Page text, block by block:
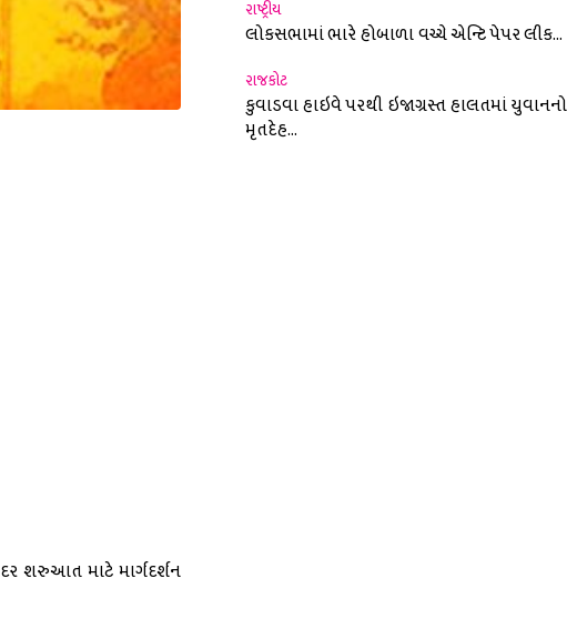
શરુઆત માટે માર્ગદર્શન
રાષ્ટ્રીય
લોકસભામાં ભારે હોબાળા વચ્ચે એન્ટિ પેપર લીક...
રાજકોટ
કુવાડવા હાઇવે પરથી ઇજાગ્રસ્ત હાલતમાં યુવાનનો
મૃતદેહ...